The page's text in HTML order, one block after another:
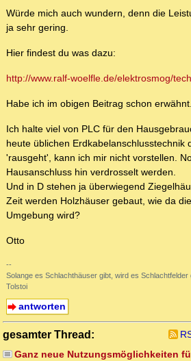
Würde mich auch wundern, denn die
ja sehr gering.
Hier findest du was dazu:
http://www.ralf-woelfle.de/elektrosmog/
Habe ich im obigen Beitrag schon erwähnt.
Ich halte viel von PLC für den
heute üblichen Erdkabelanschlusstechnik
'rausgeht', kann ich mir nicht vorstellen.
Hausanschluss hin verdrosselt werden.
Und in D stehen ja überwiegend
Zeit werden Holzhäuser gebaut, wie da
Umgebung wird?
Otto
--
Solange es Schlachthäuser gibt, wird es Schlachtfelder
Tolstoi
antworten
gesamter Thread:
Ganz neue Nutzungsmöglichkeiten